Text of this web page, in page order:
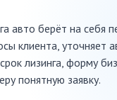
авто берёт на себя
клиента, уточняет
лизинга, форму
понятную заявку.